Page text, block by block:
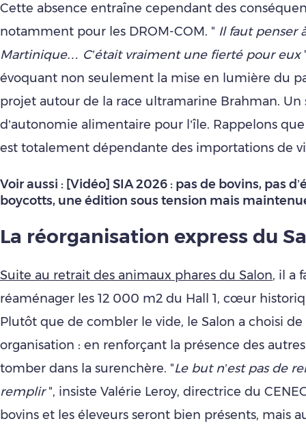
Cette absence entraîne cependant des
notamment pour les DROM-COM. " Il faut penser
Martinique… C’était vraiment une fierté pour eux
évoquant non seulement la mise en lumière du
projet autour de la race ultramarine Brahman. Un
d’autonomie alimentaire pour l’île. Rappelons
est totalement dépendante des importations de
Voir aussi : [Vidéo] SIA 2026 : pas de bovins, pas
boycotts, une édition sous tension mais
La réorganisation express du
Suite au retrait des animaux phares du Salon, il a
réaménager les 12 000 m2 du Hall 1, cœur
Plutôt que de combler le vide, le Salon a choisi de
organisation : en renforçant la présence des autres
tomber dans la surenchère. "Le but n’est pas de
remplir", insiste Valérie Leroy, directrice du
bovins et les éleveurs seront bien présents, mais